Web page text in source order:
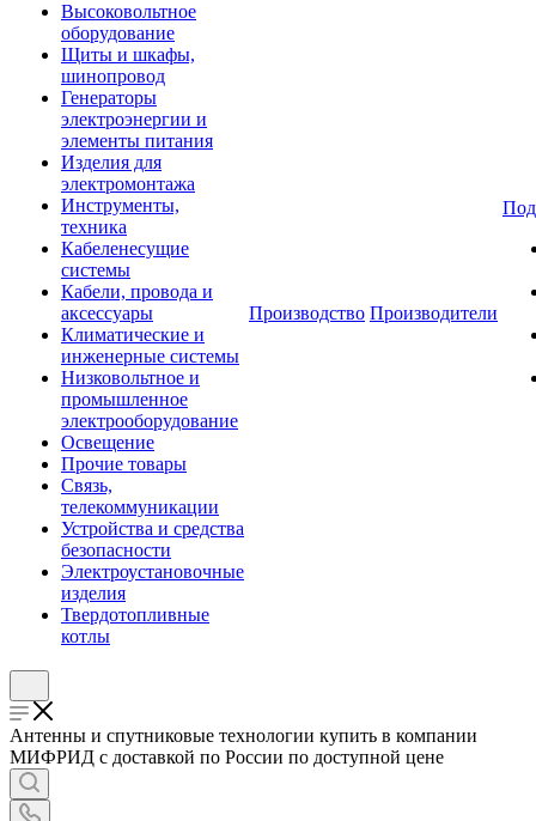
Высоковольтное
оборудование
Щиты и шкафы,
шинопровод
Генераторы
электроэнергии и
элементы питания
Изделия для
электромонтажа
Инструменты,
техника
Кабеленесущие
системы
Кабели, провода и
аксессуары
Климатические и
инженерные системы
Низковольтное и
промышленное
электрооборудование
Освещение
Прочие товары
Связь,
телекоммуникации
Устройства и средства
безопасности
Электроустановочные
изделия
Твердотопливные
котлы
Производство Производители
Антенны и спутниковые технологии купить в компании
МИФРИД с доставкой по России по доступной цене